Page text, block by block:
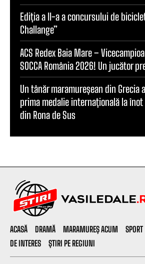
Ediția a II-a a concursului de
Challange”
ACS Redex Baia Mare –
SOCCA România 2026! Un jucător
Un tânăr maramureșean din Grecia
prima medalie internațională la
din Rona de Sus
ACASĂ DRAMĂ MARAMUREȘ ACUM SPORT
DE INTERES
ȘTIRI PE REGIUNI